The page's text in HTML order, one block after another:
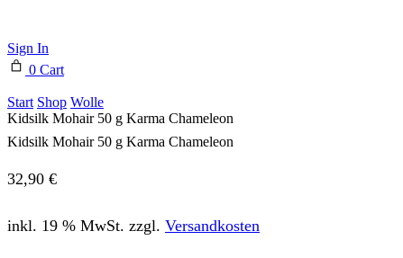
Sign In
0 Cart
Start Shop Wolle
Kidsilk Mohair 50 g Karma Chameleon
Kidsilk Mohair 50 g Karma Chameleon
32,90 €
inkl. 19 % MwSt. zzgl. Versandkosten